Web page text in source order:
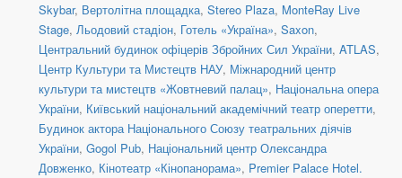
Skybar, Вертолітна площадка, Stereo Plaza, MonteRay Live
Stage, Льодовий стадіон, Готель «Україна», Saxon,
Центральний будинок офіцерів Збройних Сил України, ATLAS,
Центр Культури та Мистецтв НАУ, Міжнародний центр
культури та мистецтв «Жовтневий палац», Національна опера
України, Київський національний академічний театр оперетти,
Будинок актора Національного Союзу театральних діячів
України, Gogol Pub, Національний центр Олександра
Довженко, Кінотеатр «Кінопанорама», Premier Palace Hotel.